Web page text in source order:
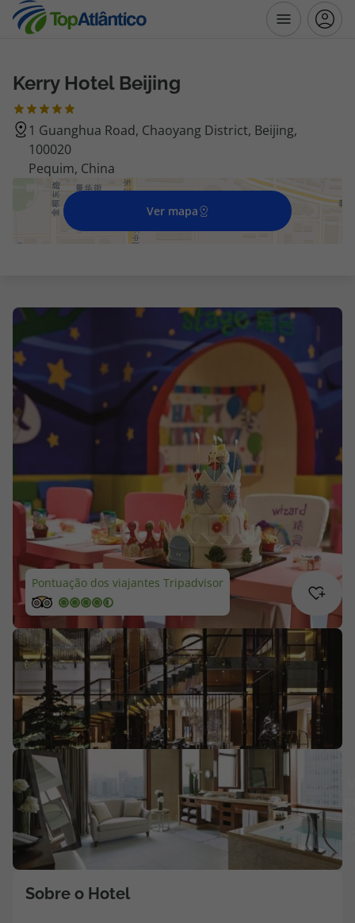
Destinos
Voos
Hotéis
Voos + Hotel
Escapadinhas
Cruzeiros
Promoções
Cheque Viagem
Rede de Lojas
Blog TopViagens
Área de Cliente
Agências
Contactos
Apoio ao cliente em Portugal
218 925 471
Custo de uma chamada para a rede fixa nacional.
Apoio ao cliente no Estrangeiro
Kerry Hotel Beijing
1 Guanghua Road, Chaoyang District, Beijing,
100020
Pequim, China
Ver mapa
Pontuação dos viajantes Tripadvisor
Sobre o Hotel